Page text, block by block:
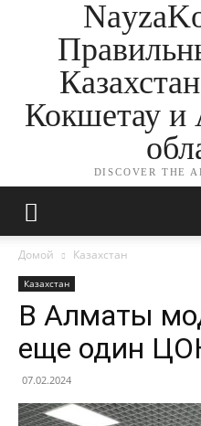
Кокшетау и
DISCOVER THE
Домой Казахстан
Казахстан
В Алматы
еще один
07.02.2024